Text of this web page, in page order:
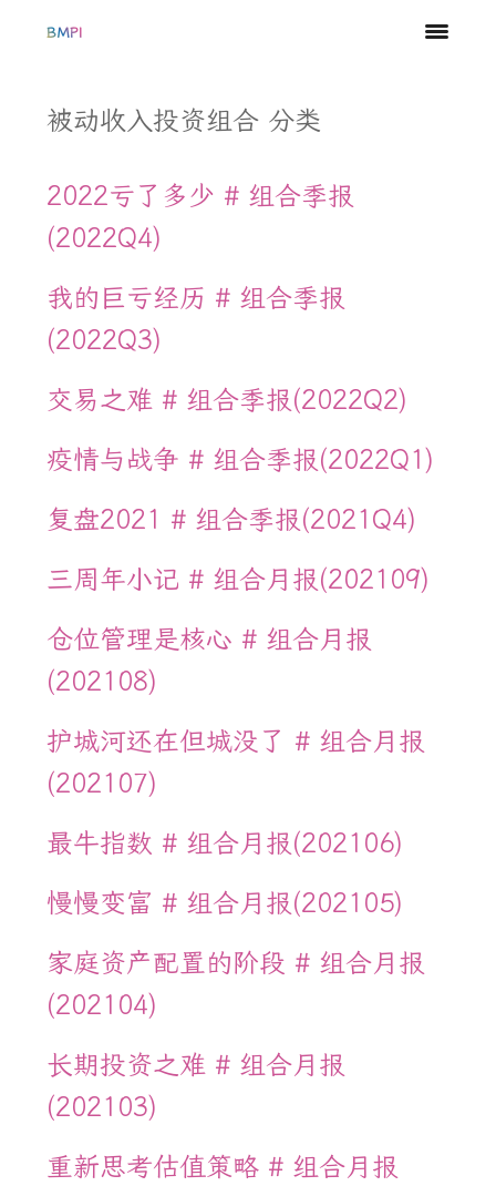
BMPI
被动收入投资组合 分类
2022亏了多少 # 组合季报
(2022Q4)
我的巨亏经历 # 组合季报
(2022Q3)
交易之难 # 组合季报(2022Q2)
疫情与战争 # 组合季报(2022Q1)
复盘2021 # 组合季报(2021Q4)
三周年小记 # 组合月报(202109)
仓位管理是核心 # 组合月报
(202108)
护城河还在但城没了 # 组合月报
(202107)
最牛指数 # 组合月报(202106)
慢慢变富 # 组合月报(202105)
家庭资产配置的阶段 # 组合月报
(202104)
长期投资之难 # 组合月报
(202103)
重新思考估值策略 # 组合月报